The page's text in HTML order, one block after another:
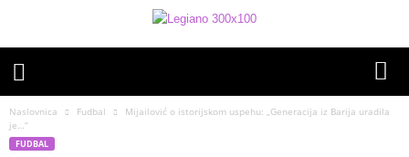
Naslovnica Fudbal
Mijailović o istorijskom uspehu: „Generacija iz Barija uradila
je…“
FUDBAL